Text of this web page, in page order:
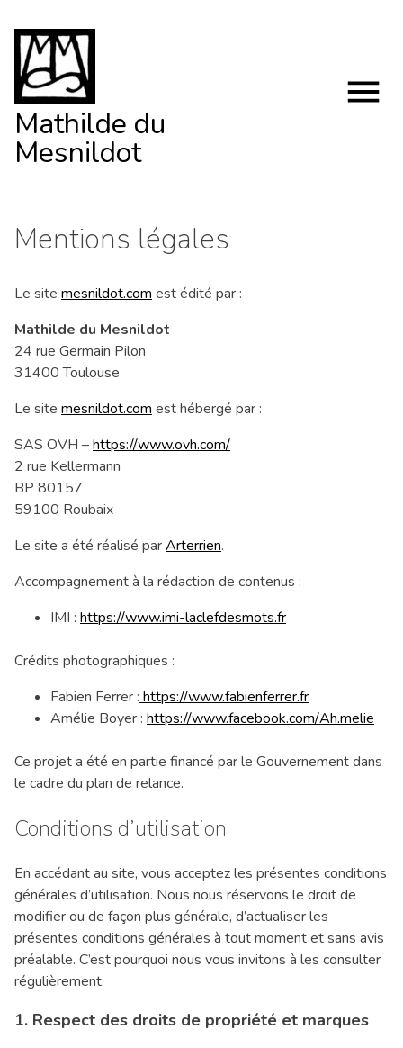
content
Mathilde du
Mesnildot
Mentions légales
Le site mesnildot.com est édité par :
Mathilde du Mesnildot
24 rue Germain Pilon
31400 Toulouse
Le site mesnildot.com est hébergé par :
SAS OVH –https://www.ovh.com/
2 rue Kellermann
BP 80157
59100 Roubaix
Le site a été réalisé parArterrien.
Accompagnement à la rédaction de contenus :
IMI : https://www.imi-laclefdesmots.fr
Crédits photographiques :
Fabien Ferrer : https://www.fabienferrer.fr
Amélie Boyer : https://www.facebook.com/Ah.melie
Ce projet a été en partie financé par le Gouvernement dans
le cadre du plan de relance.
Conditions d’utilisation
En accédant au site, vous acceptez les présentes conditions
générales d’utilisation. Nous nous réservons le droit de
modifier ou de façon plus générale, d’actualiser les
présentes conditions générales à tout moment et sans avis
préalable. C’est pourquoi nous vous invitons à les consulter
régulièrement.
1. Respect des droits de propriété et marques